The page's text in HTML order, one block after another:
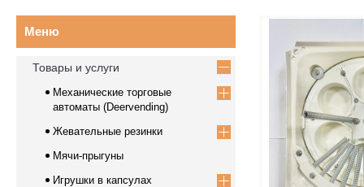
Товары и услуги
Механические торговые
автоматы (Deervending)
Жевательные резинки
Мячи-прыгуны
Игрушки в капсулах